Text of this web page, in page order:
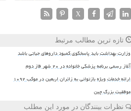
X
تازه ترین مطالب مرتبط
وزارت بهداشت باید پاسخگوی کمبود داروهای حیاتی باشد
آغاز رسمی برنامه پزشکی خانواده در ۲۰ شهر فاز دوم
ارائه خدمات ویژه بازتوانی به زائران اربعین در موکب ۱۰۹۲
موفقیت بزرگ چین
نظرات بینندگان در مورد این مطلب